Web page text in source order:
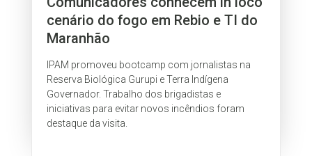
cenário do fogo em Rebio e TI do
Maranhão
IPAM promoveu bootcamp com jornalistas na
Reserva Biológica Gurupi e Terra Indígena
Governador. Trabalho dos brigadistas e
iniciativas para evitar novos incêndios foram
destaque da visita.